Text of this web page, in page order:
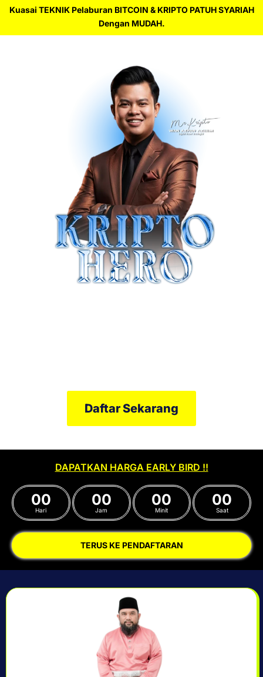
Kuasai TEKNIK Pelaburan BITCOIN & KRIPTO PATUH SYARIAH
Dengan MUDAH.
Daftar Sekarang
DAPATKAN HARGA EARLY BIRD !!
00
Hari
00
Jam
00
Minit
00
Saat
TERUS KE PENDAFTARAN